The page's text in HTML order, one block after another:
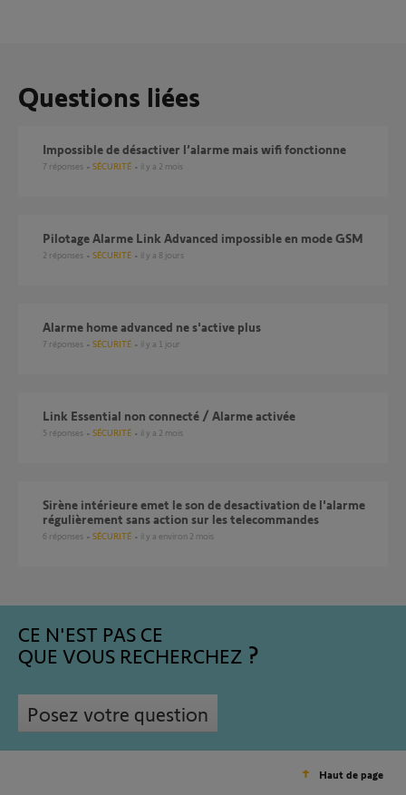
Questions liées
Impossible de désactiver l’alarme mais wifi fonctionne
7 réponses SÉCURITÉ il y a 2 mois
Pilotage Alarme Link Advanced impossible en mode GSM
2 réponses SÉCURITÉ il y a 8 jours
Alarme home advanced ne s'active plus
7 réponses SÉCURITÉ il y a 1 jour
Link Essential non connecté / Alarme activée
5 réponses SÉCURITÉ il y a 2 mois
Sirène intérieure emet le son de desactivation de l'alarme
régulièrement sans action sur les telecommandes
6 réponses SÉCURITÉ il y a environ 2 mois
CE N'EST PAS CE
QUE VOUS RECHERCHEZ
Posez votre question
Haut de page